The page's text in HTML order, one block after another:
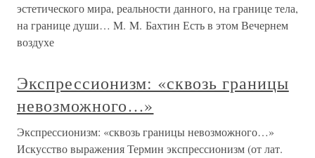
эстетического мира, реальности данного, на границе тела,
на границе души… M. M. Бахтин Есть в этом Вечернем
воздухе
Экспрессионизм: «сквозь границы
невозможного…»
Экспрессионизм: «сквозь границы невозможного…»
Искусство выражения Термин экспрессионизм (от лат.